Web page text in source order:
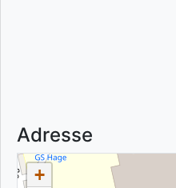
Adresse
+